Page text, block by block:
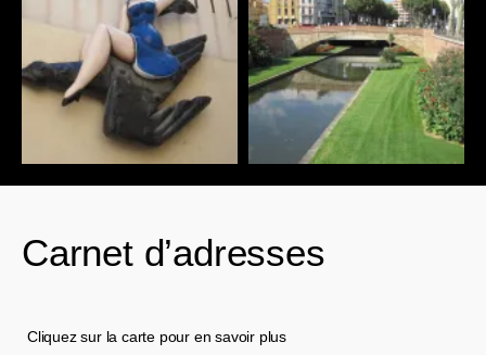
Carnet d’adresses
Cliquez sur la carte pour en savoir plus